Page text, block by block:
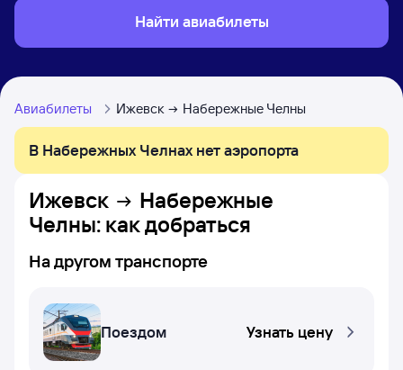
Найти авиабилеты
Авиабилеты Ижевск Набережные Челны
В Набережных Челнах нет аэропорта
Ижевск
Набережные
Челны: как добраться
На другом транспорте
Поездом Узнать цену